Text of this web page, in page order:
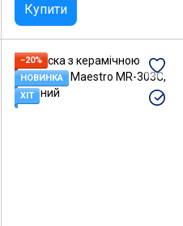
Купити
−20%
НОВИНКА
ХІТ